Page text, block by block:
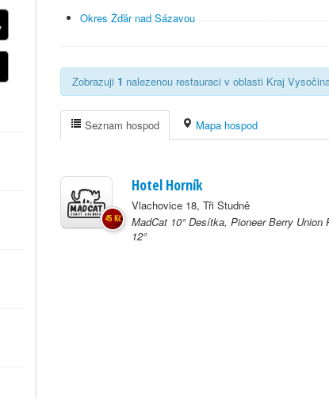
Okres Žďár nad Sázavou
Zobrazuji 1 nalezenou restauraci v oblasti Kraj
Seznam hospod Mapa hospod
Hotel Horník
Vlachovice 18, Tři Studně
MadCat 10° Desítka, Pioneer Berry Union
12°
45 Kč